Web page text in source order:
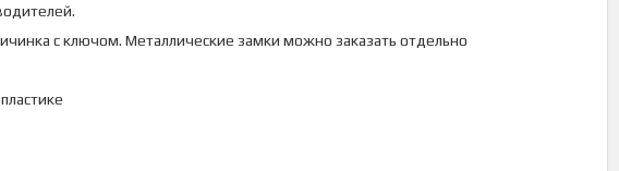
с ключом. Металлические замки можно заказать отдельно